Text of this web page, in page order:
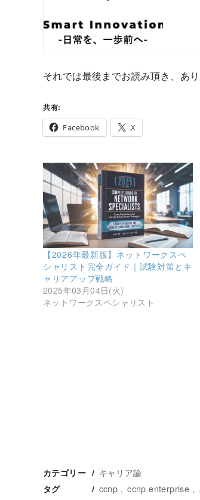
それでは最後までお読み頂き、あ
共有:
Facebook
X
【2026年最新版】ネットワークスペ
シャリスト完全ガイド｜試験対策とキ
ャリアアップ戦略
2025年03月04日(火)
ネットワークスペシャリスト
カテゴリー キャリア論
タグ ccnp ccnp enterprise